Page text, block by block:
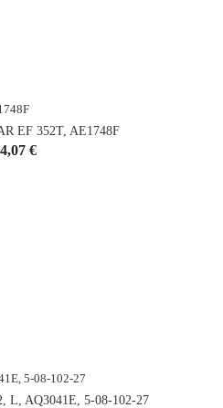
EF 352T, AE1748F
Cena
4,07 €
L, AQ3041E, 5-08-102-27